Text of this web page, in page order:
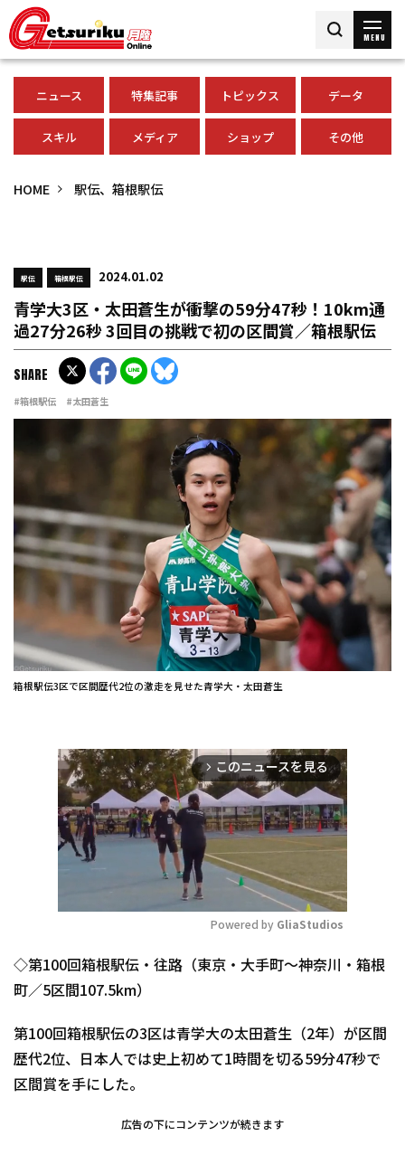
MENU
ニュース 特集記事 トピックス データ
スキル メディア ショップ その他
HOME 駅伝、箱根駅伝
駅伝 箱根駅伝 2024.01.02
青学大3区・太田蒼生が衝撃の59分47秒！10km通
過27分26秒 3回目の挑戦で初の区間賞／箱根駅伝
#箱根駅伝 #太田蒼生
SHARE
箱根駅伝3区で区間歴代2位の激走を見せた青学大・太田蒼生
arrow_forward_ios このニュースを見る
Mute
Powered by GliaStudios
◇第100回箱根駅伝・往路（東京・大手町～神奈川・箱根
町／5区間107.5km）
第100回箱根駅伝の3区は青学大の太田蒼生（2年）が区間
歴代2位、日本人では史上初めて1時間を切る59分47秒で
区間賞を手にした。
広告の下にコンテンツが続きます